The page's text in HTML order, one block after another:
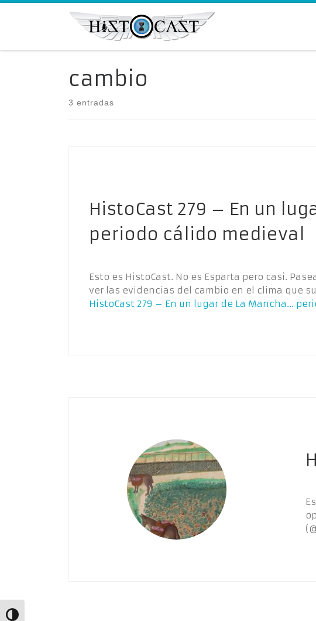
Alternar alto contraste
Saltar al contenido
cambio
3 entradas
HistoCast 279 – En un
periodo cálido medieval
Esto es HistoCast. No es Esparta pero casi.
ver las evidencias del cambio en el clima que
HistoCast 279 – En un lugar de La Mancha…